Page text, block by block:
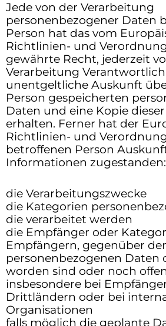
Jede von der Verarbeitung
personenbezogener Daten
Person hat das vom
Richtlinien- und
gewährte Recht, jederzeit
Verarbeitung
unentgeltliche Auskunft
Person gespeicherten
Daten und eine Kopie
erhalten. Ferner hat der
Richtlinien- und
betroffenen Person
Informationen zugestanden:
die Verarbeitungszwecke
die Kategorien
die verarbeitet werden
die Empfänger oder
Empfängern, gegenüber
personenbezogenen Daten
worden sind oder noch
insbesondere bei
Drittländern oder bei
Organisationen
falls möglich die geplante